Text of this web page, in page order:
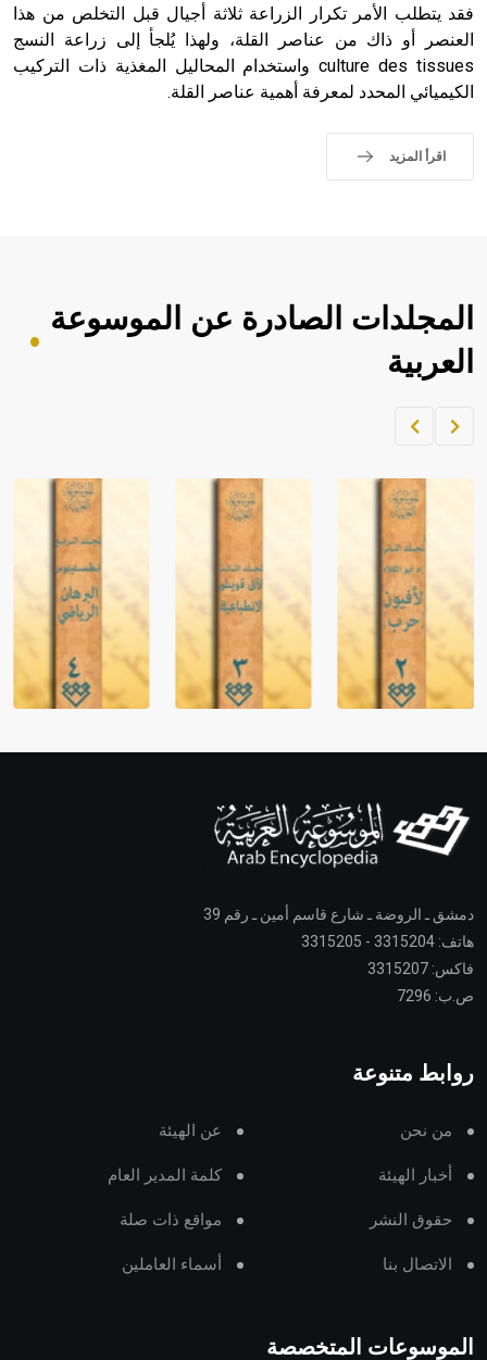
فقد يتطلب الأمر تكرار الزراعة ثلاثة أجيال قبل التخلص من هذا
العنصر أو ذاك من عناصر القلة، ولهذا يُلجأ إلى زراعة النسج
culture des tissues واستخدام المحاليل المغذية ذات التركيب
الكيميائي المحدد لمعرفة أهمية عناصر القلة.
اقرأ المزيد
المجلدات الصادرة عن الموسوعة
العربية
دمشق ـ الروضة ـ شارع قاسم أمين ـ رقم 39
هاتف: 3315204 - 3315205
فاكس: 3315207
ص.ب: 7296
روابط متنوعة
من نحن عن الهيئة
أخبار الهيئة كلمة المدير العام
حقوق النشر مواقع ذات صلة
الاتصال بنا أسماء العاملين
الموسوعات المتخصصة